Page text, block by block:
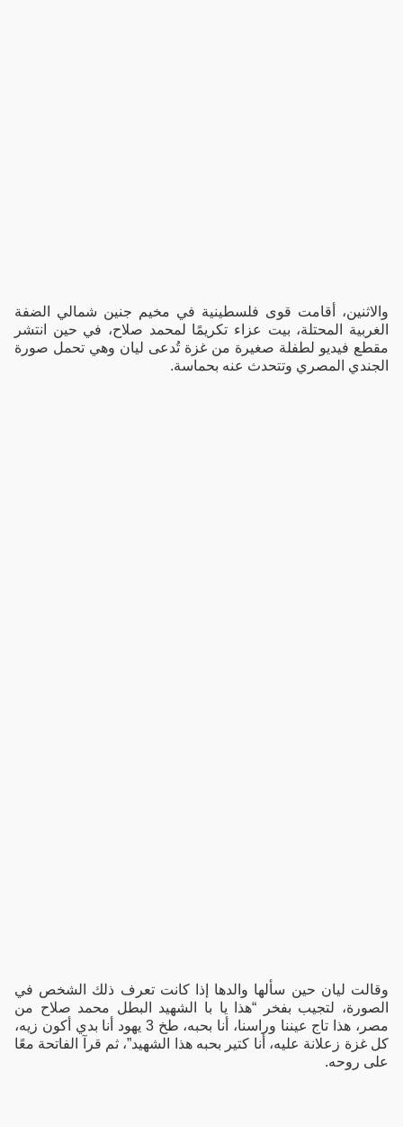
والاثنين، أقامت قوى فلسطينية في مخيم جنين شمالي الضفة
الغربية المحتلة، بيت عزاء تكريمًا لمحمد صلاح، في حين انتشر
مقطع فيديو لطفلة صغيرة من غزة تُدعى ليان وهي تحمل صورة
الجندي المصري وتتحدث عنه بحماسة.
وقالت ليان حين سألها والدها إذا كانت تعرف ذلك الشخص في
الصورة، لتجيب بفخر “هذا يا با الشهيد البطل محمد صلاح من
مصر، هذا تاج عيننا وراسنا، أنا بحبه، طخ 3 يهود أنا بدي أكون زيه،
كل غزة زعلانة عليه، أنا كتير بحبه هذا الشهيد”، ثم قرآ الفاتحة معًا
على روحه.